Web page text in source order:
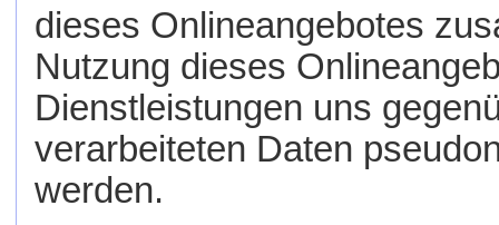
dieses Onlineangebotes
Nutzung dieses
Dienstleistungen uns
verarbeiteten Daten
werden.